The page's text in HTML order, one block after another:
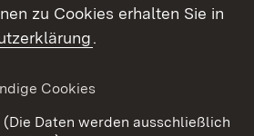
zu Cookies erhalten Sie in
.
Cookies
Daten werden ausschließlich